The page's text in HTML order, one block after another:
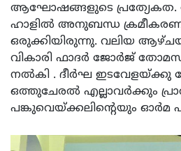
ആഘോഷങ്ങളുടെ പ്രത്യേകത.
ഹാളിൽ അനുബന്ധ
ഒരുക്കിയിരുന്നു. വലിയ
വികാരി ഫാദർ ജോർജ്
നൽകി . ദീർഘ ഇടവേളയ്ക്കു
ഒത്തുചേരൽ എല്ലാവർക്കും
പങ്കുവെയ്ക്കലിന്റെയും ഓർമ